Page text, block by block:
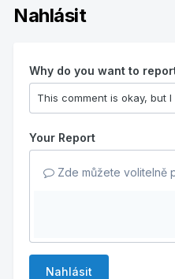
Nahlásit
Why do you want to
Your Report
Zde můžete volitelně
Nahlásit